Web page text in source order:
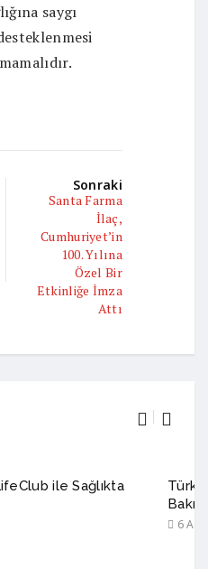
saygı
Sonraki
Santa Farma
İlaç,
Cumhuriyet’in
100. Yılına
Özel Bir
Etkinliğe İmza
Attı
ile Sağlıkta
6